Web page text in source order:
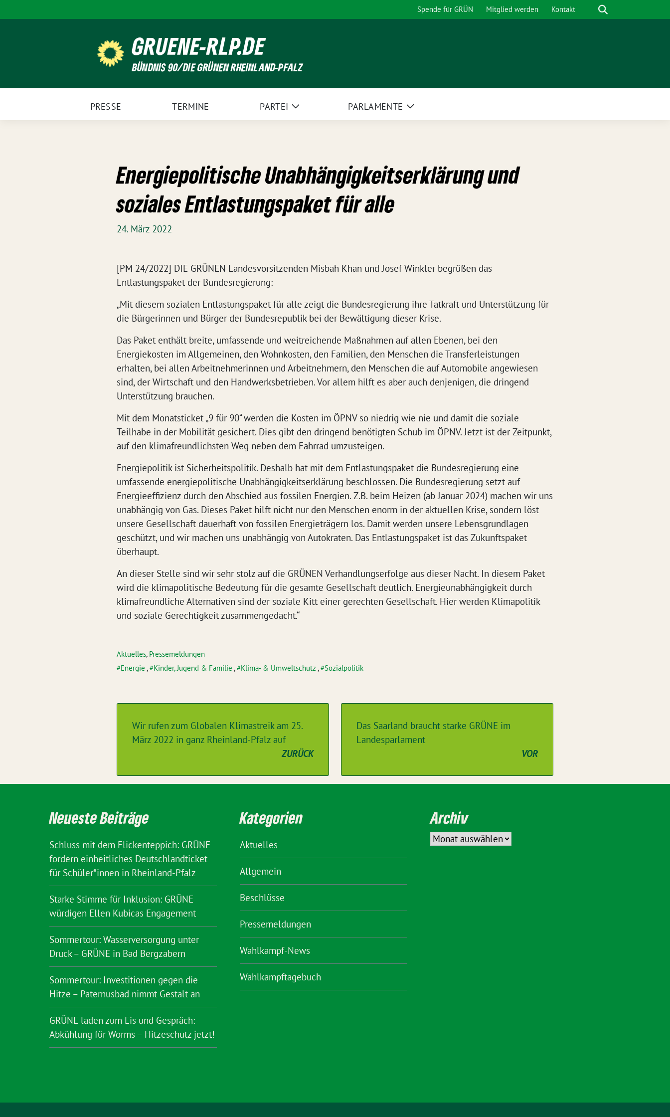
zum
Spende für GRÜN Mitglied werden Kontakt Suche
GRUENE-RLP.DE
BÜNDNIS 90/DIE GRÜNEN RHEINLAND-PFALZ
PRESSE TERMINE PARTEI
Zeige
PARLAMENTE
Zeige
Energiepolitische Unabhängigkeitserklärung und
soziales Entlastungspaket für alle
24. März 2022
[PM 24/2022] DIE GRÜNEN Landesvorsitzenden Misbah Khan und Josef Winkler begrüßen das
Entlastungspaket der Bundesregierung:
„Mit diesem sozialen Entlastungspaket für alle zeigt die Bundesregierung ihre Tatkraft und Unterstützung für
die Bürgerinnen und Bürger der Bundesrepublik bei der Bewältigung dieser Krise.
Das Paket enthält breite, umfassende und weitreichende Maßnahmen auf allen Ebenen, bei den
Energiekosten im Allgemeinen, den Wohnkosten, den Familien, den Menschen die Transferleistungen
erhalten, bei allen Arbeitnehmerinnen und Arbeitnehmern, den Menschen die auf Automobile angewiesen
sind, der Wirtschaft und den Handwerksbetrieben. Vor allem hilft es aber auch denjenigen, die dringend
Unterstützung brauchen.
Mit dem Monatsticket „9 für 90“ werden die Kosten im ÖPNV so niedrig wie nie und damit die soziale
Teilhabe in der Mobilität gesichert. Dies gibt den dringend benötigten Schub im ÖPNV. Jetzt ist der Zeitpunkt,
auf den klimafreundlichsten Weg neben dem Fahrrad umzusteigen.
Energiepolitik ist Sicherheitspolitik. Deshalb hat mit dem Entlastungspaket die Bundesregierung eine
umfassende energiepolitische Unabhängigkeitserklärung beschlossen. Die Bundesregierung setzt auf
Energieeffizienz durch den Abschied aus fossilen Energien. Z.B. beim Heizen (ab Januar 2024) machen wir uns
unabhängig von Gas. Dieses Paket hilft nicht nur den Menschen enorm in der aktuellen Krise, sondern löst
unsere Gesellschaft dauerhaft von fossilen Energieträgern los. Damit werden unsere Lebensgrundlagen
geschützt, und wir machen uns unabhängig von Autokraten. Das Entlastungspaket ist das Zukunftspaket
überhaupt.
An dieser Stelle sind wir sehr stolz auf die GRÜNEN Verhandlungserfolge aus dieser Nacht. In diesem Paket
wird die klimapolitische Bedeutung für die gesamte Gesellschaft deutlich. Energieunabhängigkeit durch
klimafreundliche Alternativen sind der soziale Kitt einer gerechten Gesellschaft. Hier werden Klimapolitik
und soziale Gerechtigkeit zusammengedacht.“
Aktuelles, Pressemeldungen
Energie , Kinder, Jugend & Familie , Klima- & Umweltschutz , Sozialpolitik
Wir rufen zum Globalen Klimastreik am 25.
März 2022 in ganz Rheinland-Pfalz auf
ZURÜCK
Das Saarland braucht starke GRÜNE im
Landesparlament
VOR
Neueste Beiträge
Schluss mit dem Flickenteppich: GRÜNE
fordern einheitliches Deutschlandticket
für Schüler*innen in Rheinland-Pfalz
Starke Stimme für Inklusion: GRÜNE
würdigen Ellen Kubicas Engagement
Sommertour: Wasserversorgung unter
Druck – GRÜNE in Bad Bergzabern
Sommertour: Investitionen gegen die
Hitze – Paternusbad nimmt Gestalt an
GRÜNE laden zum Eis und Gespräch:
Abkühlung für Worms – Hitzeschutz jetzt!
Kategorien
Aktuelles
Allgemein
Beschlüsse
Pressemeldungen
Wahlkampf-News
Wahlkampftagebuch
Archiv